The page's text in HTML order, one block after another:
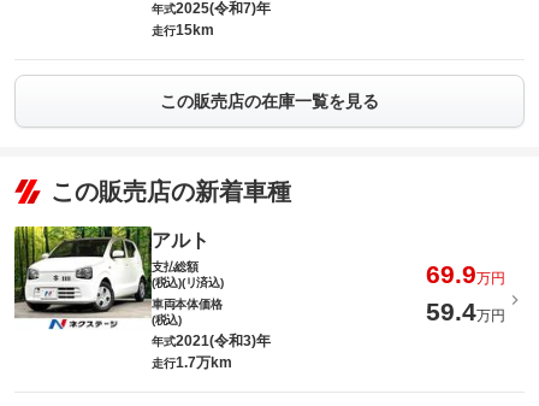
年式2025(令和7)年
走行15km
この販売店の在庫一覧を見る
この販売店の新着車種
アルト
支払総額
(税込)(リ済込)
69.9万円
車両本体価格
(税込)
59.4万円
年式2021(令和3)年
走行1.7万km